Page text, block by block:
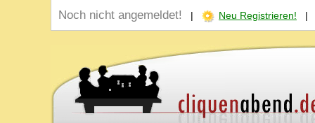
Noch nicht angemeldet! | Neu Registrieren!